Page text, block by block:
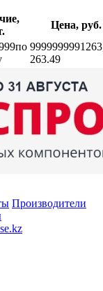
Цена, руб.
по 999999999
263.49
Производители